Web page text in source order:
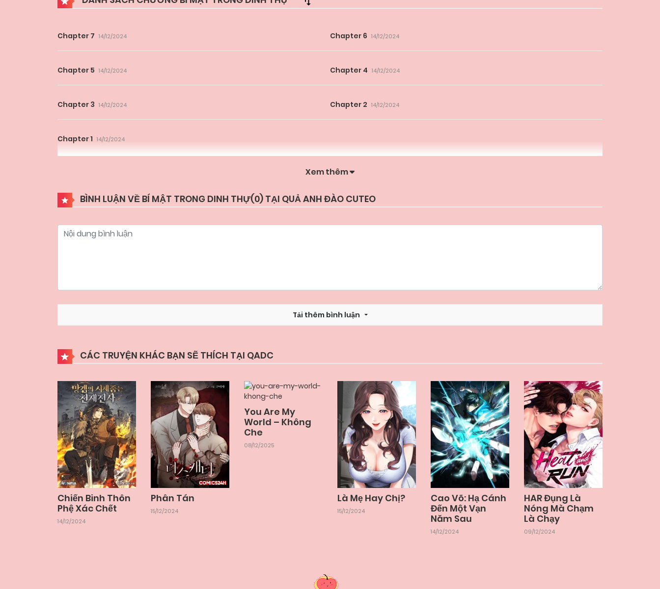
Chapter 7 14/12/2024 Chapter 6 14/12/2024
Chapter 5 14/12/2024 Chapter 4 14/12/2024
Chapter 3 14/12/2024 Chapter 2 14/12/2024
Chapter 1 14/12/2024
Xem thêm
BÌNH LUẬN VỀ BÍ MẬT TRONG DINH THỰ(0) TẠI QUẢ ANH ĐÀO CUTEO
Tải thêm bình luận
CÁC TRUYỆN KHÁC BẠN SẼ THÍCH TẠI QADC
Chiến Binh Thôn
Phệ Xác Chết
14/12/2024
Phân Tán
15/12/2024
You Are My
World – Không
Che
08/12/2025
Là Mẹ Hay Chị?
15/12/2024
Cao Võ: Hạ Cánh
Đến Một Vạn
Năm Sau
14/12/2024
HAR Đụng Là
Nóng Mà Chạm
Là Chạy
09/12/2024